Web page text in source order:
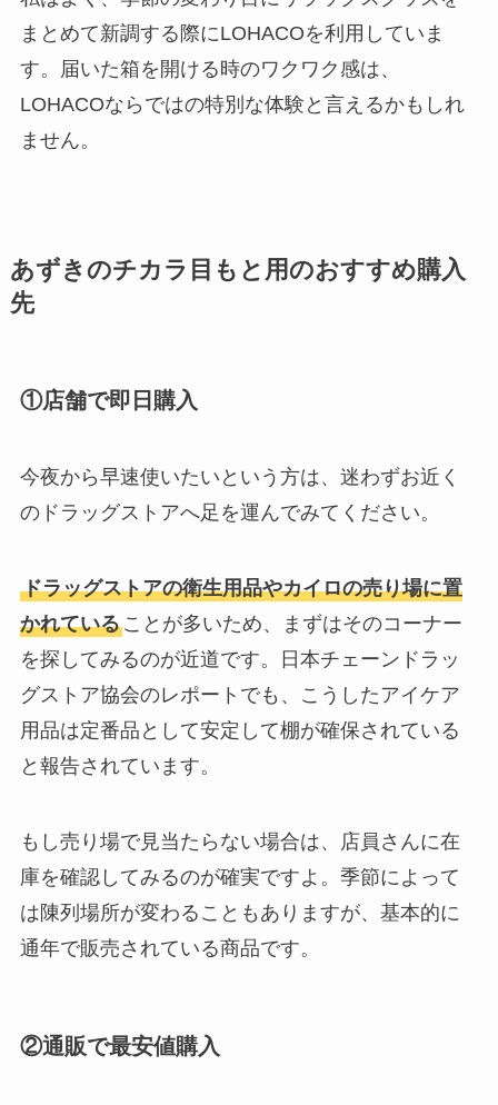
まとめて新調する際にLOHACOを利用していま
す。届いた箱を開ける時のワクワク感は、
LOHACOならではの特別な体験と言えるかもしれ
ません。
あずきのチカラ目もと用のおすすめ購入
先
①店舗で即日購入
今夜から早速使いたいという方は、迷わずお近く
のドラッグストアへ足を運んでみてください。
ドラッグストアの衛生用品やカイロの売り場に置
かれていることが多いため、まずはそのコーナー
を探してみるのが近道です。日本チェーンドラッ
グストア協会のレポートでも、こうしたアイケア
用品は定番品として安定して棚が確保されている
と報告されています。
もし売り場で見当たらない場合は、店員さんに在
庫を確認してみるのが確実ですよ。季節によって
は陳列場所が変わることもありますが、基本的に
通年で販売されている商品です。
②通販で最安値購入